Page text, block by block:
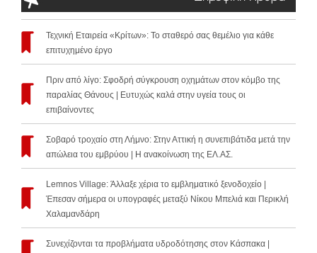
Τεχνική Εταιρεία «Κρίτων»: Το σταθερό σας θεμέλιο για κάθε
επιτυχημένο έργο
Πριν από λίγο: Σφοδρή σύγκρουση οχημάτων στον κόμβο της
παραλίας Θάνους | Ευτυχώς καλά στην υγεία τους οι
επιβαίνοντες
Σοβαρό τροχαίο στη Λήμνο: Στην Αττική η συνεπιβάτιδα μετά την
απώλεια του εμβρύου | Η ανακοίνωση της ΕΛ.ΑΣ.
Lemnos Village: Άλλαξε χέρια το εμβληματικό ξενοδοχείο |
Έπεσαν σήμερα οι υπογραφές μεταξύ Νίκου Μπελιά και Περικλή
Χαλαμανδάρη
Συνεχίζονται τα προβλήματα υδροδότησης στον Κάσπακα |